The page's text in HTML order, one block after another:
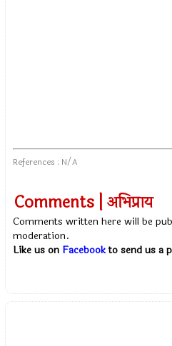
References : N/A
Comments | अभिप्राय
Comments written here will be
moderation.
Like us on Facebookto send us a